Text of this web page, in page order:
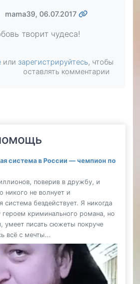
mama39, 06.07.2017
творит чудеса!
или зарегистрируйтесь, чтобы
оставлять комментарии
система в России — чемпион по
поверив в дружбу, и
никого не волнует и
система бездействует. Я никогда
героем криминального романа, но
умеет писать сюжеты покруче
всё с мечты...